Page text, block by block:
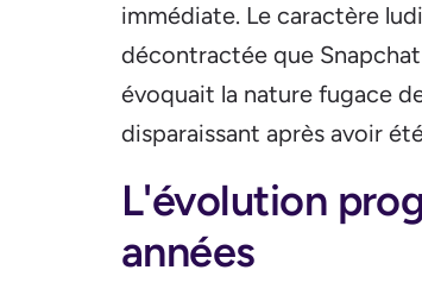
immédiate. Le caractère
décontractée que
évoquait la nature fugace
disparaissant après avoir
L'évolution
années